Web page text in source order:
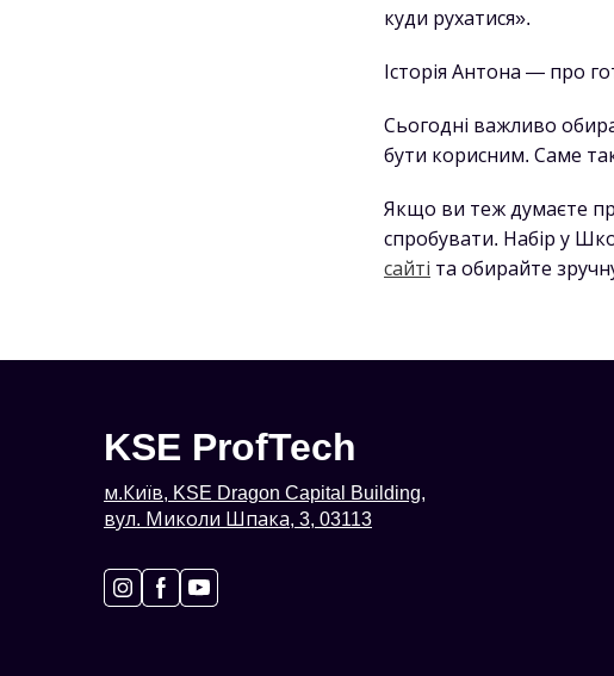
куди рухатися».
Історія Антона — про
Сьогодні важливо
бути корисним. Саме
Якщо ви теж думаєте
спробувати. Набір у
сайті та обирайте
KSE ProfTech
м.Київ, KSE Dragon Capital Building,
вул. Миколи Шпака, 3, 03113